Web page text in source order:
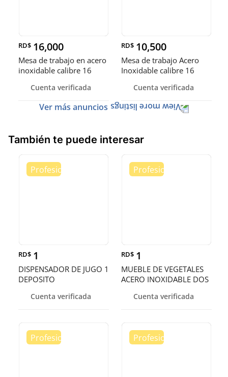
RD$ 16,000
Mesa de trabajo en acero
inoxidable calibre 16
Cuenta verificada
RD$ 10,500
Mesa de trabajo Acero
Inoxidable calibre 16
Cuenta verificada
Ver más anuncios
También te puede interesar
RD$ 1
DISPENSADOR DE JUGO 1
DEPOSITO
Cuenta verificada
RD$ 1
MUEBLE DE VEGETALES
ACERO INOXIDABLE DOS
Cuenta verificada